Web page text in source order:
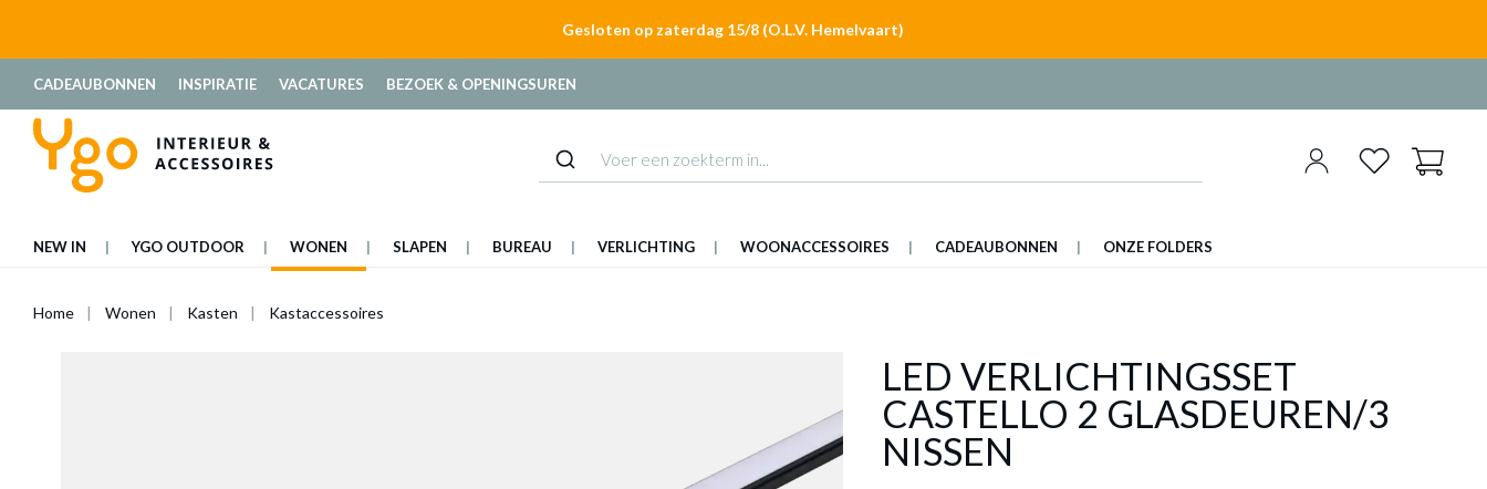
Gesloten op zaterdag 15/8 (O.L.V. Hemelvaart)
CADEAUBONNEN INSPIRATIE VACATURES BEZOEK & OPENINGSUREN
NEW IN YGO OUTDOOR WONEN SLAPEN BUREAU VERLICHTING WOONACCESSOIRES CADEAUBONNEN ONZE FOLDERS
Home Wonen Kasten Kastaccessoires
LED VERLICHTINGSSET
CASTELLO 2 GLASDEUREN/3
NISSEN